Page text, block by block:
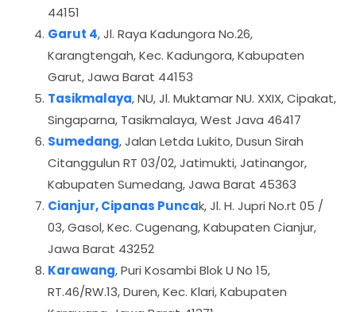
44151
Garut 4, Jl. Raya Kadungora No.26,
Karangtengah, Kec. Kadungora, Kabupaten
Garut, Jawa Barat 44153
Tasikmalaya, NU, Jl. Muktamar NU. XXIX, Cipakat,
Singaparna, Tasikmalaya, West Java 46417
Sumedang, Jalan Letda Lukito, Dusun Sirah
Citanggulun RT 03/02, Jatimukti, Jatinangor,
Kabupaten Sumedang, Jawa Barat 45363
Cianjur, Cipanas Puncak, Jl. H. Jupri No.rt 05 /
03, Gasol, Kec. Cugenang, Kabupaten Cianjur,
Jawa Barat 43252
Karawang, Puri Kosambi Blok U No 15,
RT.46/RW.13, Duren, Kec. Klari, Kabupaten